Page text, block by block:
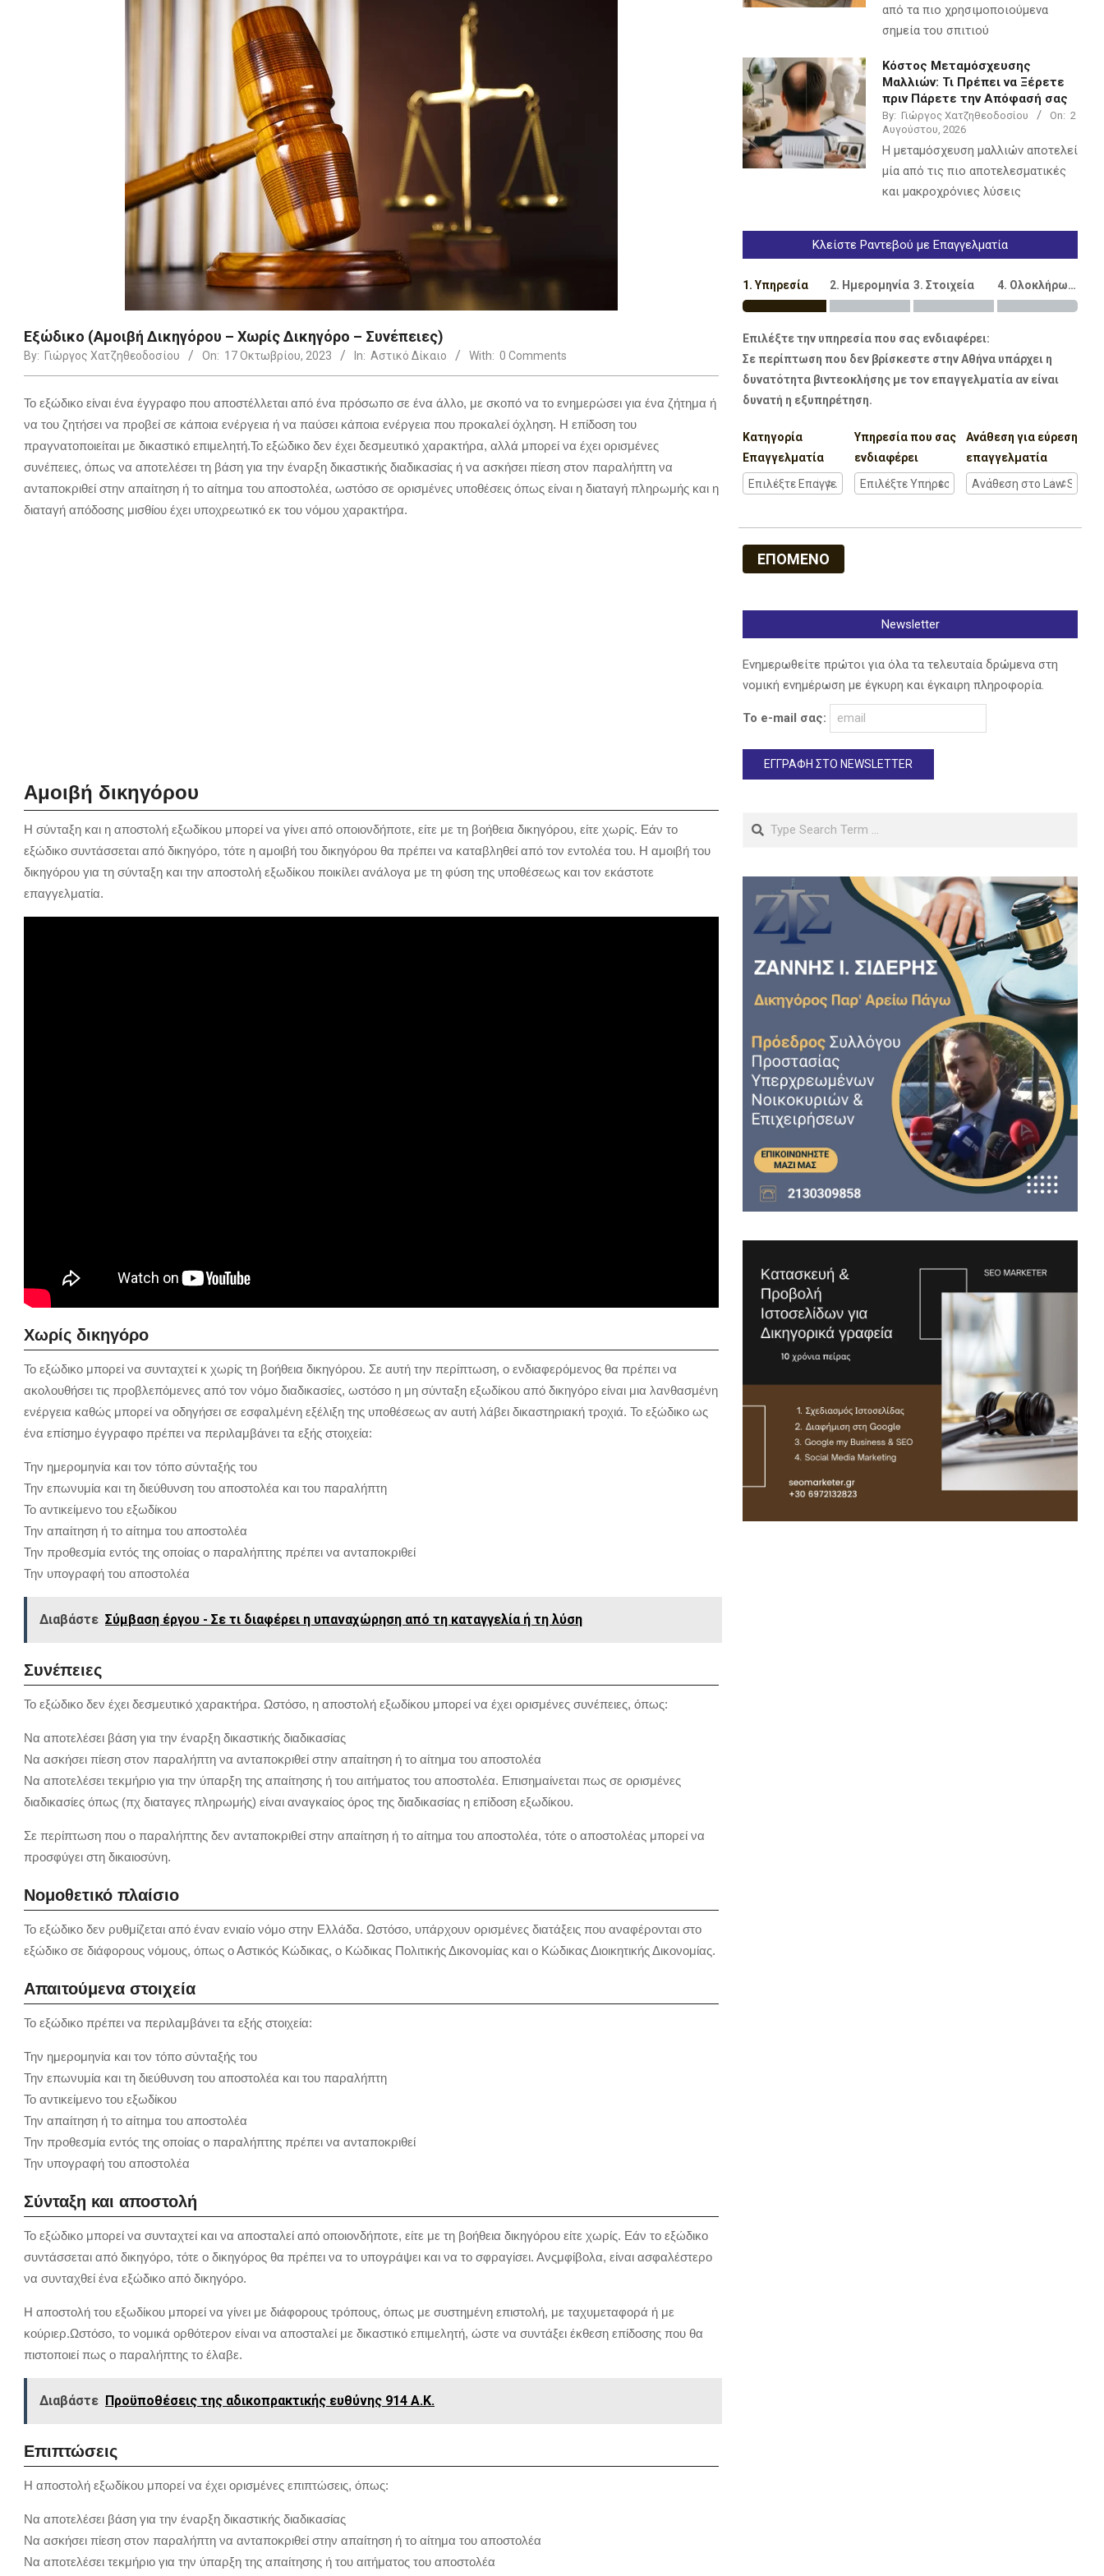
Εξώδικο (Αμοιβή Δικηγόρου – Χωρίς Δικηγόρο – Συνέπειες)
By: Γιώργος Χατζηθεοδοσίου On: 17 Οκτωβρίου, 2023 In: Αστικό Δίκαιο With: 0 Comments
Το εξώδικο είναι ένα έγγραφο που αποστέλλεται από ένα πρόσωπο σε ένα άλλο, με σκοπό να το ενημερώσει για ένα ζήτημα ή
να του ζητήσει να προβεί σε κάποια ενέργεια ή να παύσει κάποια ενέργεια που προκαλεί όχληση. Η επίδοση του
πραγνατοποιείται με δικαστικό επιμελητή.Το εξώδικο δεν έχει δεσμευτικό χαρακτήρα, αλλά μπορεί να έχει ορισμένες
συνέπειες, όπως να αποτελέσει τη βάση για την έναρξη δικαστικής διαδικασίας ή να ασκήσει πίεση στον παραλήπτη να
ανταποκριθεί στην απαίτηση ή το αίτημα του αποστολέα, ωστόσο σε ορισμένες υποθέσεις όπως είναι η διαταγή πληρωμής και η
διαταγή απόδοσης μισθίου έχει υποχρεωτικό εκ του νόμου χαρακτήρα.
Αμοιβή δικηγόρου
Η σύνταξη και η αποστολή εξωδίκου μπορεί να γίνει από οποιονδήποτε, είτε με τη βοήθεια δικηγόρου, είτε χωρίς. Εάν το
εξώδικο συντάσσεται από δικηγόρο, τότε η αμοιβή του δικηγόρου θα πρέπει να καταβληθεί από τον εντολέα του. Η αμοιβή του
δικηγόρου για τη σύνταξη και την αποστολή εξωδίκου ποικίλει ανάλογα με τη φύση της υποθέσεως και τον εκάστοτε
επαγγελματία.
Χωρίς δικηγόρο
Το εξώδικο μπορεί να συνταχτεί κ χωρίς τη βοήθεια δικηγόρου. Σε αυτή την περίπτωση, ο ενδιαφερόμενος θα πρέπει να
ακολουθήσει τις προβλεπόμενες από τον νόμο διαδικασίες, ωστόσο η μη σύνταξη εξωδίκου από δικηγόρο είναι μια λανθασμένη
ενέργεια καθώς μπορεί να οδηγήσει σε εσφαλμένη εξέλιξη της υποθέσεως αν αυτή λάβει δικαστηριακή τροχιά. Το εξώδικο ως
ένα επίσημο έγγραφο πρέπει να περιλαμβάνει τα εξής στοιχεία:
Την ημερομηνία και τον τόπο σύνταξής του
Την επωνυμία και τη διεύθυνση του αποστολέα και του παραλήπτη
Το αντικείμενο του εξωδίκου
Την απαίτηση ή το αίτημα του αποστολέα
Την προθεσμία εντός της οποίας ο παραλήπτης πρέπει να ανταποκριθεί
Την υπογραφή του αποστολέα
Διαβάστε Σύμβαση έργου - Σε τι διαφέρει η υπαναχώρηση από τη καταγγελία ή τη λύση
Συνέπειες
Το εξώδικο δεν έχει δεσμευτικό χαρακτήρα. Ωστόσο, η αποστολή εξωδίκου μπορεί να έχει ορισμένες συνέπειες, όπως:
Να αποτελέσει βάση για την έναρξη δικαστικής διαδικασίας
Να ασκήσει πίεση στον παραλήπτη να ανταποκριθεί στην απαίτηση ή το αίτημα του αποστολέα
Να αποτελέσει τεκμήριο για την ύπαρξη της απαίτησης ή του αιτήματος του αποστολέα. Επισημαίνεται πως σε ορισμένες
διαδικασίες όπως (πχ διαταγες πληρωμής) είναι αναγκαίος όρος της διαδικασίας η επίδοση εξωδίκου.
Σε περίπτωση που ο παραλήπτης δεν ανταποκριθεί στην απαίτηση ή το αίτημα του αποστολέα, τότε ο αποστολέας μπορεί να
προσφύγει στη δικαιοσύνη.
Νομοθετικό πλαίσιο
Το εξώδικο δεν ρυθμίζεται από έναν ενιαίο νόμο στην Ελλάδα. Ωστόσο, υπάρχουν ορισμένες διατάξεις που αναφέρονται στο
εξώδικο σε διάφορους νόμους, όπως ο Αστικός Κώδικας, ο Κώδικας Πολιτικής Δικονομίας και ο Κώδικας Διοικητικής Δικονομίας.
Απαιτούμενα στοιχεία
Το εξώδικο πρέπει να περιλαμβάνει τα εξής στοιχεία:
Την ημερομηνία και τον τόπο σύνταξής του
Την επωνυμία και τη διεύθυνση του αποστολέα και του παραλήπτη
Το αντικείμενο του εξωδίκου
Την απαίτηση ή το αίτημα του αποστολέα
Την προθεσμία εντός της οποίας ο παραλήπτης πρέπει να ανταποκριθεί
Την υπογραφή του αποστολέα
Σύνταξη και αποστολή
Το εξώδικο μπορεί να συνταχτεί και να αποσταλεί από οποιονδήποτε, είτε με τη βοήθεια δικηγόρου είτε χωρίς. Εάν το εξώδικο
συντάσσεται από δικηγόρο, τότε ο δικηγόρος θα πρέπει να το υπογράψει και να το σφραγίσει. Ανςμφίβολα, είναι ασφαλέστερο
να συνταχθεί ένα εξώδικο από δικηγόρο.
Η αποστολή του εξωδίκου μπορεί να γίνει με διάφορους τρόπους, όπως με συστημένη επιστολή, με ταχυμεταφορά ή με
κούριερ.Ωστόσο, το νομικά ορθότερον είναι να αποσταλεί με δικαστικό επιμελητή, ώστε να συντάξει έκθεση επίδοσης που θα
πιστοποιεί πως ο παραλήπτης το έλαβε.
Διαβάστε Προϋποθέσεις της αδικοπρακτικής ευθύνης 914 Α.Κ.
Επιπτώσεις
Η αποστολή εξωδίκου μπορεί να έχει ορισμένες επιπτώσεις, όπως:
Να αποτελέσει βάση για την έναρξη δικαστικής διαδικασίας
Να ασκήσει πίεση στον παραλήπτη να ανταποκριθεί στην απαίτηση ή το αίτημα του αποστολέα
Να αποτελέσει τεκμήριο για την ύπαρξη της απαίτησης ή του αιτήματος του αποστολέα
από τα πιο χρησιμοποιούμενα
σημεία του σπιτιού
Κόστος Μεταμόσχευσης
Μαλλιών: Τι Πρέπει να Ξέρετε
πριν Πάρετε την Απόφασή σας
By: Γιώργος Χατζηθεοδοσίου On: 2
Αυγούστου, 2026
Η μεταμόσχευση μαλλιών αποτελεί
μία από τις πιο αποτελεσματικές
και μακροχρόνιες λύσεις
Κλείστε Ραντεβού με Επαγγελματία
1. Υπηρεσία 2. Ημερομηνία 3. Στοιχεία 4. Ολοκλήρωση
Επιλέξτε την υπηρεσία που σας ενδιαφέρει:
Σε περίπτωση που δεν βρίσκεστε στην Αθήνα υπάρχει η
δυνατότητα βιντεοκλήσης με τον επαγγελματία αν είναι
δυνατή η εξυπηρέτηση.
Κατηγορία
Επαγγελματία
Υπηρεσία που σας
ενδιαφέρει
Ανάθεση για εύρεση
επαγγελματία
ΕΠΟΜΕΝΟ
Newsletter
Ενημερωθείτε πρώτοι για όλα τα τελευταία δρώμενα στη
νομική ενημέρωση με έγκυρη και έγκαιρη πληροφορία.
Το e-mail σας:
Search